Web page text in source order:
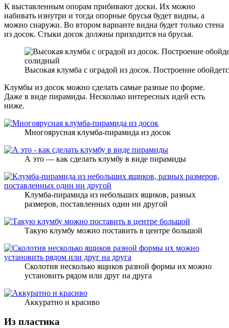
К выставленным опорам прибивают доски. Их можно
набивать изнутри и тогда опорные брусья будет видны, а
можно снаружи. Во втором варианте видна будет только стена
из досок. Стыки досок должны приходится на брусья.
Высокая клумба с оградой из досок. Построение
Клумбы из досок можно сделать самые разные по форме.
Даже в виде пирамиды. Несколько интересных идей есть
ниже.
Многоярусная клумба-пирамида из досок
А это — как сделать клумбу в виде пирамиды
Клумба-пирамида из небольших ящиков, разных
размеров, поставленных один ни другой
Такую клумбу можно поставить в центре большой
Сколотив несколько ящиков разной формы их можно
установить рядом или друг на друга
Аккуратно и красиво
Из пластика